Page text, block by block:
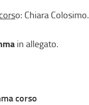
o: Chiara Colosimo.
in allegato.
corso